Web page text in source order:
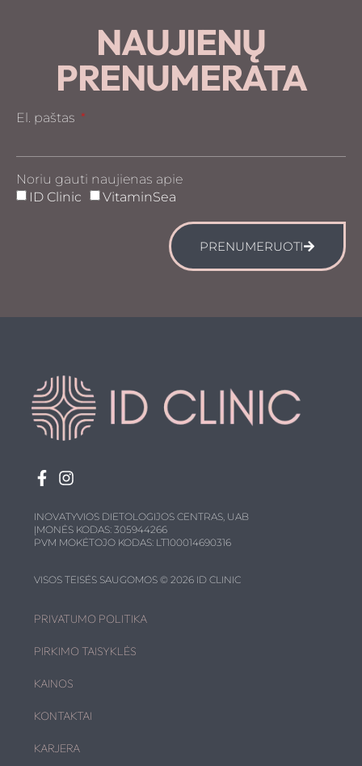
NAUJIENŲ
PRENUMERATA
El. paštas
Noriu gauti naujienas apie
ID Clinic
VitaminSea
PRENUMERUOTI
INOVATYVIOS DIETOLOGIJOS CENTRAS, UAB
ĮMONĖS KODAS: 305944266
PVM MOKĖTOJO KODAS: LT100014690316
VISOS TEISĖS SAUGOMOS © 2026 ID CLINIC
PRIVATUMO POLITIKA
PIRKIMO TAISYKLĖS
KAINOS
KONTAKTAI
KARJERA